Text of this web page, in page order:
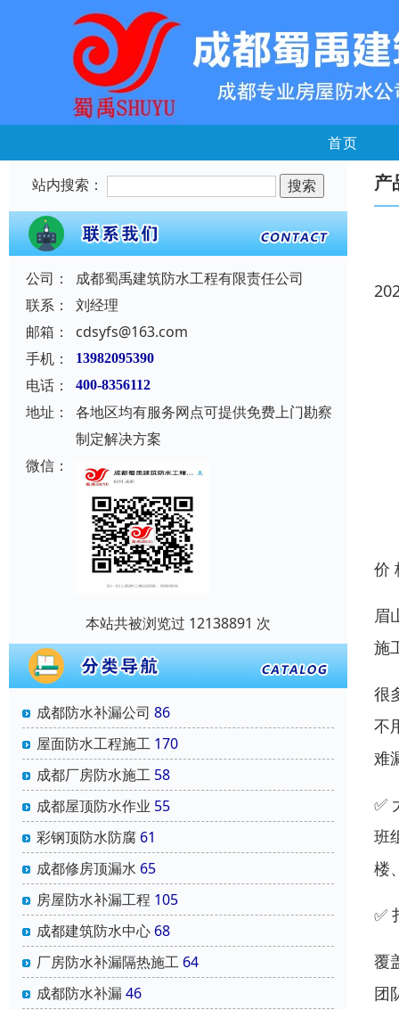
首页
站内搜索：
公司：
成都蜀禹建筑防水工程有限责任公司
联系：
刘经理
邮箱：
cdsyfs@163.com
手机：
13982095390
电话： 400-8356112
地址：
各地区均有服务网点可提供免费上门勘察
制定解决方案
微信：
本站共被浏览过 12138891 次
成都防水补漏公司 86
屋面防水工程施工 170
成都厂房防水施工 58
成都屋顶防水作业 55
彩钢顶防水防腐 61
成都修房顶漏水 65
房屋防水补漏工程 105
成都建筑防水中心 68
厂房防水补漏隔热施工 64
成都防水补漏46
产
价
眉
施
很
不
难
✅
班
楼
✅
覆
团